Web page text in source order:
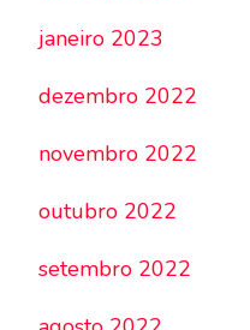
janeiro 2023
dezembro 2022
novembro 2022
outubro 2022
setembro 2022